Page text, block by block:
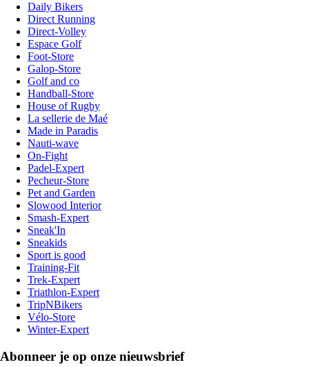
Daily Bikers
Direct Running
Direct-Volley
Espace Golf
Foot-Store
Galop-Store
Golf and co
Handball-Store
House of Rugby
La sellerie de Maé
Made in Paradis
Nauti-wave
On-Fight
Padel-Expert
Pecheur-Store
Pet and Garden
Slowood Interior
Smash-Expert
Sneak'In
Sneakids
Sport is good
Training-Fit
Trek-Expert
Triathlon-Expert
TripNBikers
Vélo-Store
Winter-Expert
Abonneer je op onze nieuwsbrief